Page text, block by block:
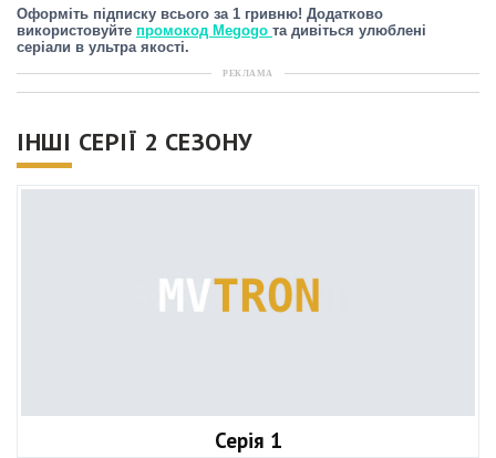
Оформіть підписку всього за 1 гривню! Додатково
використовуйте промокод Megogo та дивіться улюблені
серіали в ультра якості.
РЕКЛАМА
ІНШІ СЕРІЇ 2 СЕЗОНУ
Серія 1